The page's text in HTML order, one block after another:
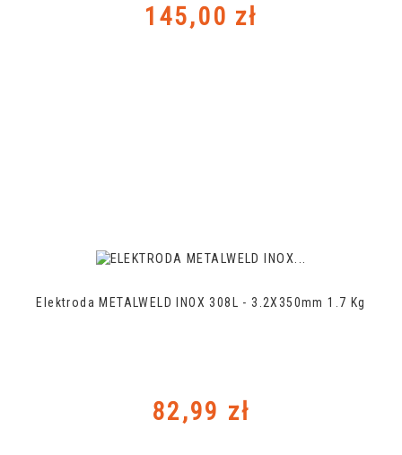
Cena
145,00 zł
Elektroda METALWELD INOX 308L - 3.2X350mm 1.7 Kg
Cena
82,99 zł